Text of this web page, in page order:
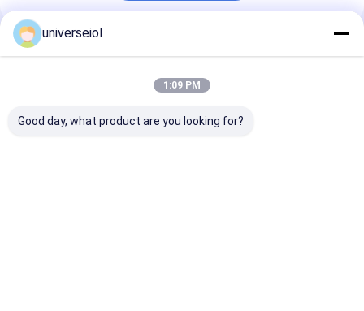
প্রস্তাবিত পণ্য
universeiol
1:09 PM
Good day, what product are you looking for?